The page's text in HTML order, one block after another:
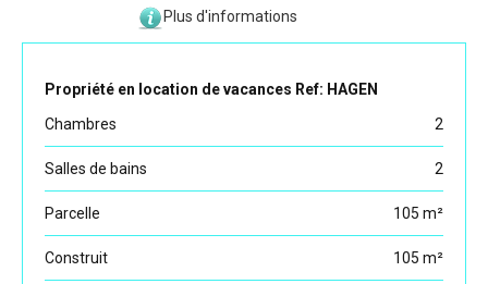
Plus d'informations
Propriété en location de vacances Ref: HAGEN
Chambres
2
Salles de bains 2
Parcelle 105 m²
Construit 105 m²